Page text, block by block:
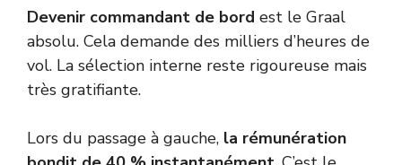
Devenir commandant de bord est le Graal
absolu. Cela demande des milliers d’heures de
vol. La sélection interne reste rigoureuse mais
très gratifiante.
Lors du passage à gauche, la rémunération